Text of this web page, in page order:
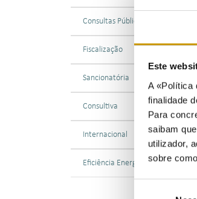
Este
A «Política
finalidade
Para
saibam
utilizador,
sobre
Consultas Públicas
Fiscalização
Sancionatória
Consultiva
Internacional
Eficiência Energética